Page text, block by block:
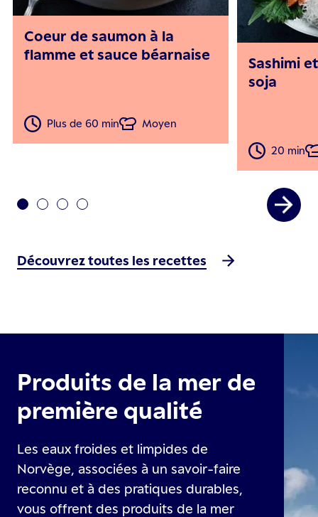
Coeur de saumon à la
flamme et sauce béarnaise
Plus de 60 min Moyen
Sashimi
soja
20 min
Découvrez toutes les recettes
Produits de la mer de
première qualité
Les eaux froides et limpides de
Norvège, associées à un savoir-faire
reconnu et à des pratiques durables,
vous offrent des produits de la mer